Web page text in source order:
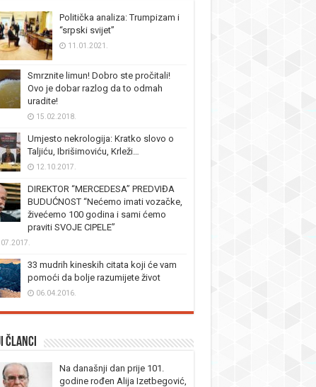
Politička analiza: Trumpizam i
“srpski svijet”
11.01.2021.
Smrznite limun! Dobro ste pročitali!
Ovo je dobar razlog da to odmah
uradite!
15.02.2018.
Umjesto nekrologija: Kratko slovo o
Taljiću, Ibrišimoviću, Krleži…
12.10.2017.
DIREKTOR “MERCEDESA” PREDVIĐA
BUDUĆNOST “Nećemo imati vozačke,
živećemo 100 godina i sami ćemo
praviti SVOJE CIPELE”
33 mudrih kineskih citata koji će vam
pomoći da bolje razumijete život
06.04.2016.
članci
Na današnji dan prije 101.
godine rođen Alija Izetbegović,